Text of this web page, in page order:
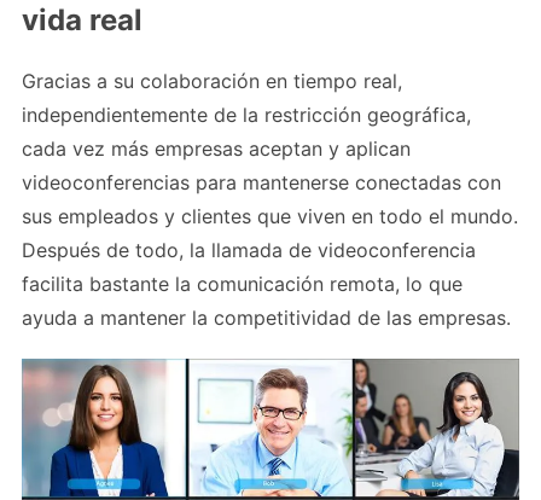
vida real
Gracias a su colaboración en tiempo real,
independientemente de la restricción geográfica,
cada vez más empresas aceptan y aplican
videoconferencias para mantenerse conectadas con
sus empleados y clientes que viven en todo el mundo.
Después de todo, la llamada de videoconferencia
facilita bastante la comunicación remota, lo que
ayuda a mantener la competitividad de las empresas.